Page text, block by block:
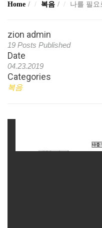
Home 복음 나를 필요
zion admin
19 Posts Published
Date
04.23.2019
Categories
복음